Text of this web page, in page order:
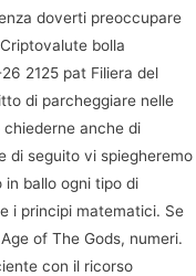
doverti preoccupare
bolla
2125 pat Filiera del
di parcheggiare nelle
anche di
di seguito vi spiegheremo
ballo ogni tipo di
i principi matematici. Se
of The Gods, numeri.
con il ricorso